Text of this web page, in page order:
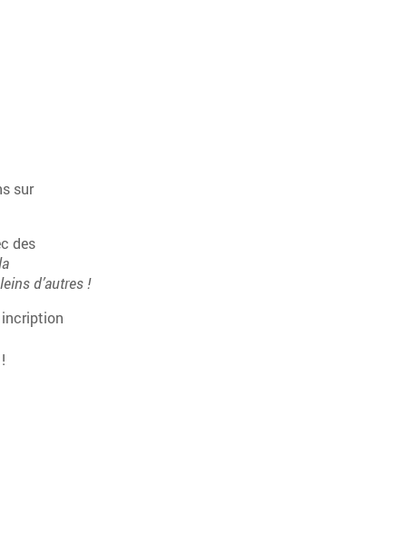
sur
des
d’autres !
incription
!